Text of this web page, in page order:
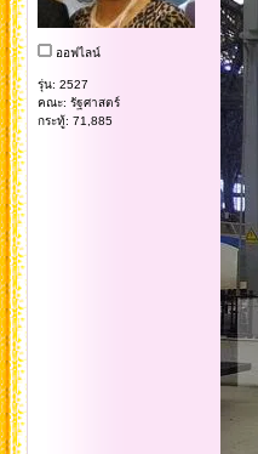
ออฟไลน์
รุ่น: 2527
คณะ: รัฐศาสตร์
กระทู้: 71,885